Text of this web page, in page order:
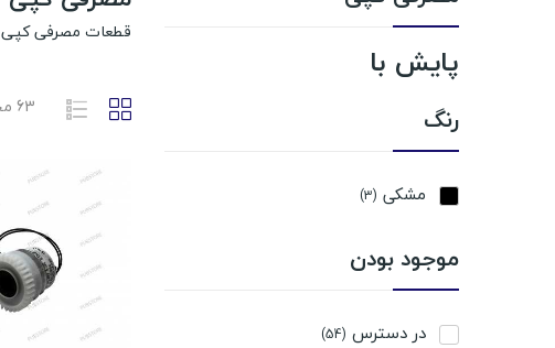
پایش با
رنگ
مشکی (3)
موجود بودن
در دسترس (54)
قطعات مصرفی کپی
63 محصول وجود دارد